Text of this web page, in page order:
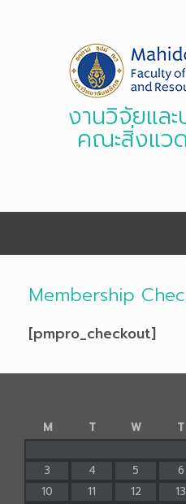
งานวิจัยแล
คณะสิ่งแว
Membership
[pmpro_checkout]
M
T W T
3
4 5 6
10
11 12 13